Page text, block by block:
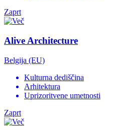
Zaprt
Alive Architecture
Belgija (EU)
Kulturna dediščina
Arhitektura
Uprizoritvene umetnosti
Zaprt